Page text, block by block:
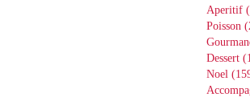
Aperitif
Poisson
Dessert
Noel